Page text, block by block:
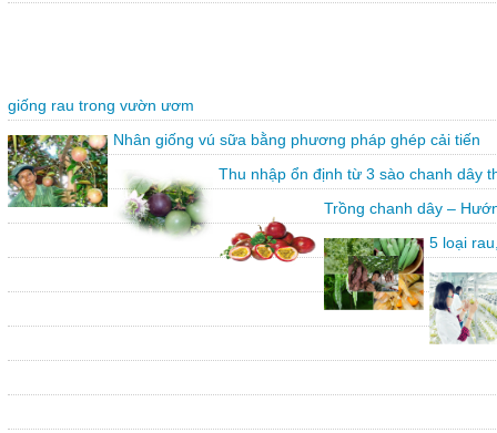
giống rau trong vườn ươm
Nhân giống vú sữa bằng phương pháp ghép cải tiến
Thu nhập ổn định từ 3 sào chanh dây
Trồng chanh dây –
5 loại